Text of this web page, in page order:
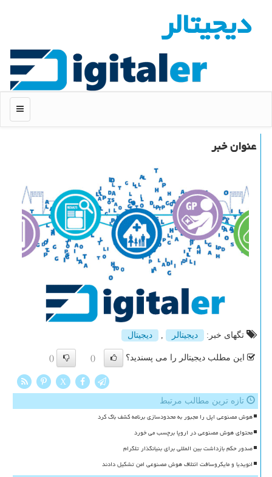
دیجیتالر
منو
عنوان خبر
تگهای خبر: دیجیتالر دیجیتال
این مطلب دیجیتالر را می پسندید؟ ()
()
X
تازه ترین مطالب مرتبط
هوش مصنوعی اپل را مجبور به محدودسازی برنامه کشف باگ کرد
محتوای هوش مصنوعی در اروپا برچسب می خورد
صدور حکم بازداشت بین المللی برای بنیانگذار تلگرام
انویدیا و مایکروسافت ائتلاف هوش مصنوعی امن تشکیل دادند